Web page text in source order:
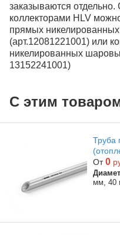
заказываются
коллекторами HLV
прямых
(арт.12081221001) или
никелированных
13152241001)
С этим
Труба
От0
мм, 40